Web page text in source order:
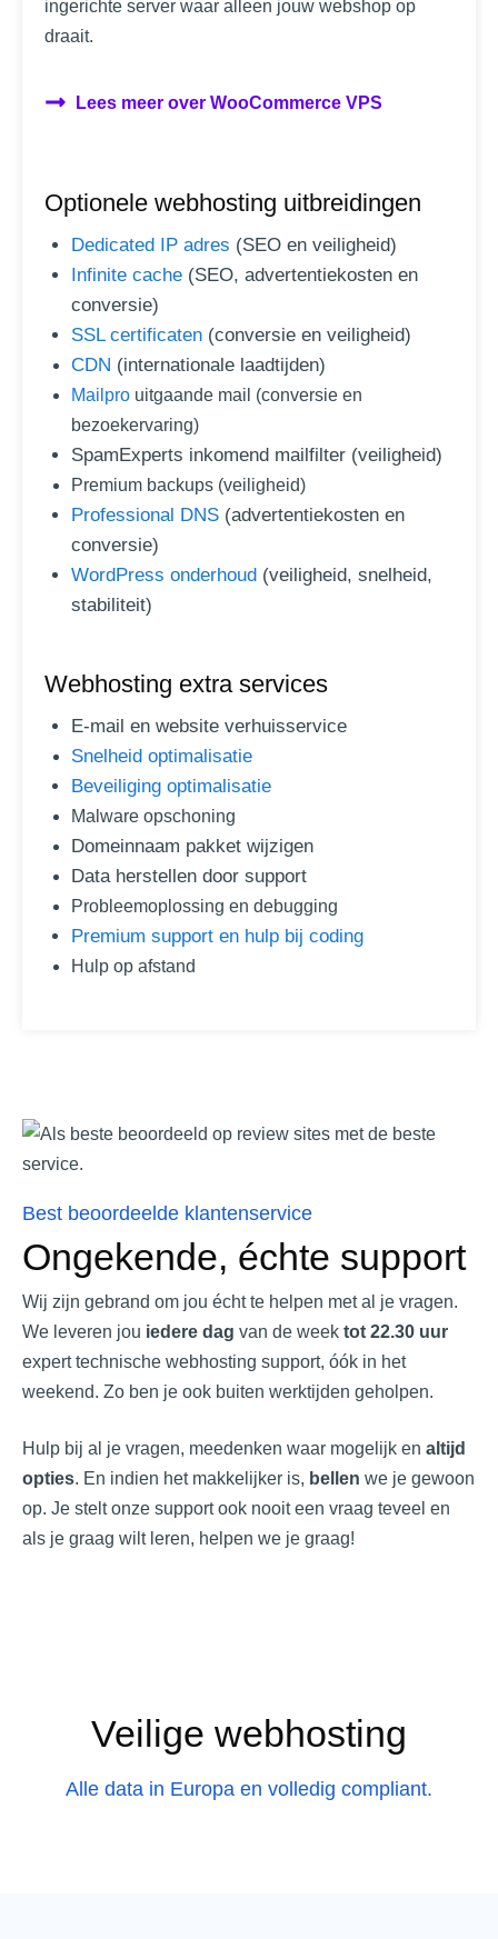
ingerichte server waar alleen jouw webshop op
draait.
Lees meer over WooCommerce VPS
Optionele webhosting uitbreidingen
Dedicated IP adres (SEO en veiligheid)
Infinite cache (SEO, advertentiekosten en
conversie)
SSL certificaten (conversie en veiligheid)
CDN (internationale laadtijden)
Mailpro uitgaande mail (conversie en
bezoekervaring)
SpamExperts inkomend mailfilter (veiligheid)
Premium backups (veiligheid)
Professional DNS (advertentiekosten en
conversie)
WordPress onderhoud (veiligheid, snelheid,
stabiliteit)
Webhosting extra services
E-mail en website verhuisservice
Snelheid optimalisatie
Beveiliging optimalisatie
Malware opschoning
Domeinnaam pakket wijzigen
Data herstellen door support
Probleemoplossing en debugging
Premium support en hulp bij coding
Hulp op afstand
Best beoordeelde klantenservice
Ongekende, échte support
Wij zijn gebrand om jou écht te helpen met al je vragen.
We leveren jou iedere dag van de week tot 22.30 uur
expert technische webhosting support, óók in het
weekend. Zo ben je ook buiten werktijden geholpen.
Hulp bij al je vragen, meedenken waar mogelijk en altijd
opties. En indien het makkelijker is, bellen we je gewoon
op. Je stelt onze support ook nooit een vraag teveel en
als je graag wilt leren, helpen we je graag!
Veilige webhosting
Alle data in Europa en volledig compliant.